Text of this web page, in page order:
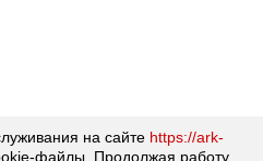
на сайте https://ark-
файлы. Продолжая работу